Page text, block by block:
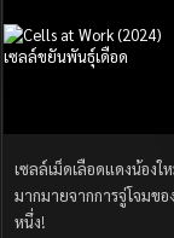
เซลล์เม็ดเลือดแดงน้องใ
มากมายจากการจู่โจมขอ
หนึ่ง!